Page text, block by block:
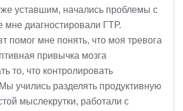
уставшим, начались проблемы с
мне диагностировали ГТР.
помог мне понять, что моя тревога
привычка мозга
то, что контролировать
учились разделять продуктивную
мыслекрутки, работали с